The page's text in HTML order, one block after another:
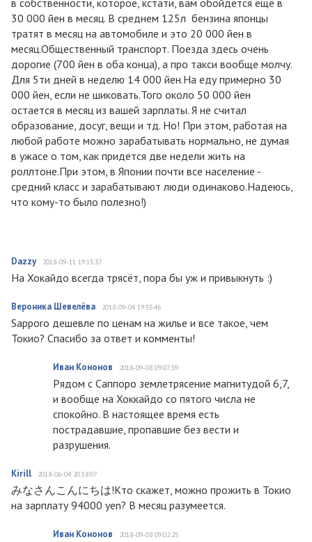
30 000 йен в месяц. В среднем 125л бензина японцы
тратят в месяц на автомобиле и это 20 000 йен в
месяц.Общественный транспорт. Поезда здесь очень
дорогие (700 йен в оба конца), а про такси вообще молчу.
Для 5ти дней в неделю 14 000 йен.На еду примерно 30
000 йен, если не шиковать.Того около 50 000 йен
остается в месяц из вашей зарплаты. Я не считал
образование, досуг, вещи и тд. Но! При этом, работая на
любой работе можно зарабатывать нормально, не думая
в ужасе о том, как придется две недели жить на
роллтоне.При этом, в Японии почти все население -
средний класс и зарабатывают люди одинаково.Надеюсь,
что кому-то было полезно!)
Dazzy 2018-09-11 19:15:37
На Хокайдо всегда трясёт, пора бы уж и привыкнуть :)
Вероника Шевелёва 2018-09-04 19:55:46
Sapporo дешевле по ценам на жилье и все такое, чем
Токио? Спасибо за ответ и комменты!
Иван Кононов 2018-09-08 09:07:59
Рядом с Саппоро землетрясение магнитудой 6,7,
и вообще на Хоккайдо со пятого числа не
спокойно. В настоящее время есть
пострадавшие, пропавшие без вести и
разрушения.
Kirill 2018-06-04 20:18:07
みなさんこんにちは!Кто скажет, можно прожить в Токио
на зарплату 94000 yen? В месяц разумеется.
Иван Кононов 2018-09-08 09:02:25